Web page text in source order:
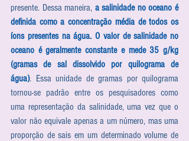
presente. Dessa maneira, a salinidade no oceano é
definida como a concentração média de todos os
íons presentes na água. O valor de salinidade no
oceano é geralmente constante e mede 35 g/kg
(gramas de sal dissolvido por quilograma de
água). Essa unidade de gramas por quilograma
tornou-se padrão entre os pesquisadores como
uma representação da salinidade, uma vez que o
valor não equivale apenas a um número, mas uma
proporção de sais em um determinado volume de